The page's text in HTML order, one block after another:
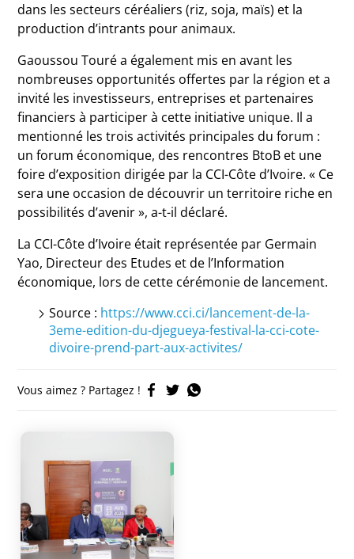
dans les secteurs céréaliers (riz, soja, maïs) et la
production d’intrants pour animaux.
Gaoussou Touré a également mis en avant les
nombreuses opportunités offertes par la région et a
invité les investisseurs, entreprises et partenaires
financiers à participer à cette initiative unique. Il a
mentionné les trois activités principales du forum :
un forum économique, des rencontres BtoB et une
foire d’exposition dirigée par la CCI-Côte d’Ivoire. « Ce
sera une occasion de découvrir un territoire riche en
possibilités d’avenir », a-t-il déclaré.
La CCI-Côte d’Ivoire était représentée par Germain
Yao, Directeur des Etudes et de l’Information
économique, lors de cette cérémonie de lancement.
Source : https://www.cci.ci/lancement-de-la-
3eme-edition-du-djegueya-festival-la-cci-cote-
divoire-prend-part-aux-activites/
Vous aimez ? Partagez !